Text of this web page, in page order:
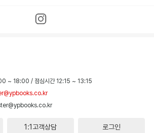
~ 18:00 / 점심시간 12:15 ~ 13:15
1:1고객상담 로그인